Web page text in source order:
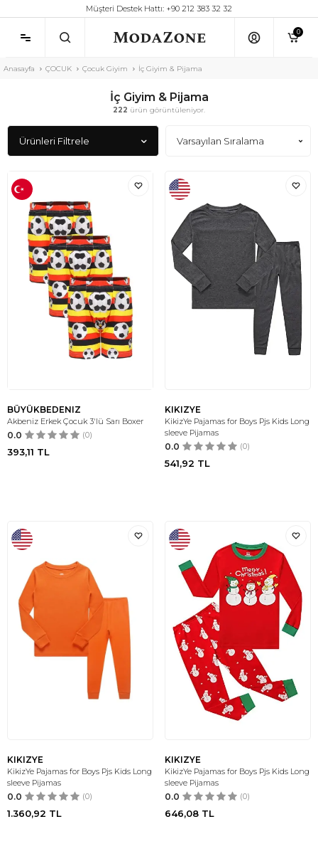
Müşteri Destek Hattı: +90 212 383 32 32
0
Anasayfa ÇOCUK Çocuk Giyim İç Giyim & Pijama
İç Giyim & Pijama
222 ürün görüntüleniyor.
Ürünleri Filtrele
BÜYÜKBEDENIZ
Akbeniz Erkek Çocuk 3'lü Sarı Boxer
0.0 (0)
393,11 TL
KIKIZYE
KikizYe Pajamas for Boys Pjs Kids Long
sleeve Pijamas
0.0 (0)
541,92 TL
KIKIZYE
KikizYe Pajamas for Boys Pjs Kids Long
sleeve Pijamas
0.0 (0)
1.360,92 TL
KIKIZYE
KikizYe Pajamas for Boys Pjs Kids Long
sleeve Pijamas
0.0 (0)
646,08 TL